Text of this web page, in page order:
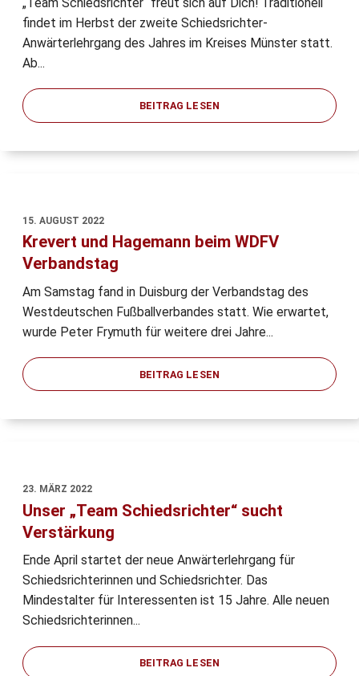
findet im Herbst der zweite Schiedsrichter-
Anwärterlehrgang des Jahres im Kreises Münster statt.
Ab...
BEITRAG LESEN
15. AUGUST 2022
Krevert und Hagemann beim WDFV
Verbandstag
Am Samstag fand in Duisburg der Verbandstag des
Westdeutschen Fußballverbandes statt. Wie erwartet,
wurde Peter Frymuth für weitere drei Jahre...
BEITRAG LESEN
23. MÄRZ 2022
Unser „Team Schiedsrichter“ sucht
Verstärkung
Ende April startet der neue Anwärterlehrgang für
Schiedsrichterinnen und Schiedsrichter. Das
Mindestalter für Interessenten ist 15 Jahre. Alle neuen
Schiedsrichterinnen...
BEITRAG LESEN